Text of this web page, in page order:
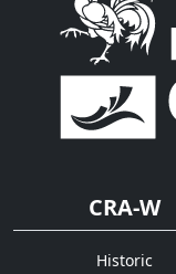
CRA-W
Historic